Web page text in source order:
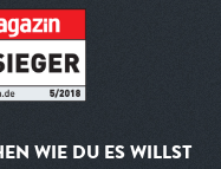
WIE DU ES WILLST